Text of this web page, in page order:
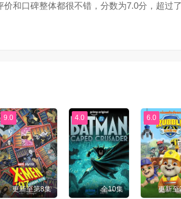
和口碑整体都很不错，分数为7.0分，超过
9.0
更新至第8集
4.0
全10集
6.0
更新至